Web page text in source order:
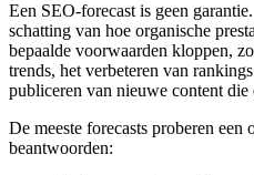
Een SEO-forecast is geen
schatting van hoe organische
bepaalde voorwaarden kloppen,
trends, het verbeteren van
publiceren van nieuwe content
De meeste forecasts proberen een
beantwoorden: